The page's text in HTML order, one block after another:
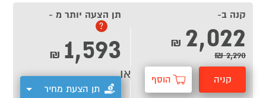
קנה ב-
2,022
₪
2,290 ₪
קניה הוסף
תן הצעה יותר מ -
?
1,593
₪
תן הצעת מחיר
או